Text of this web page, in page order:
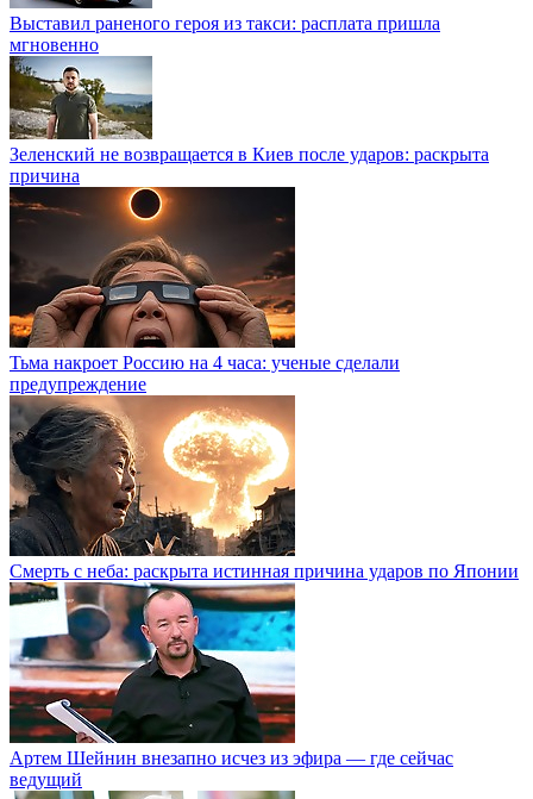
Выставил раненого героя из такси: расплата пришла
мгновенно
Зеленский не возвращается в Киев после ударов: раскрыта
причина
Тьма накроет Россию на 4 часа: ученые сделали
предупреждение
Смерть с неба: раскрыта истинная причина ударов по Японии
Артем Шейнин внезапно исчез из эфира — где сейчас
ведущий